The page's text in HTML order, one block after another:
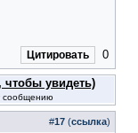
Цитировать 0
чтобы увидеть)
сообщению
#17 (ссылка)